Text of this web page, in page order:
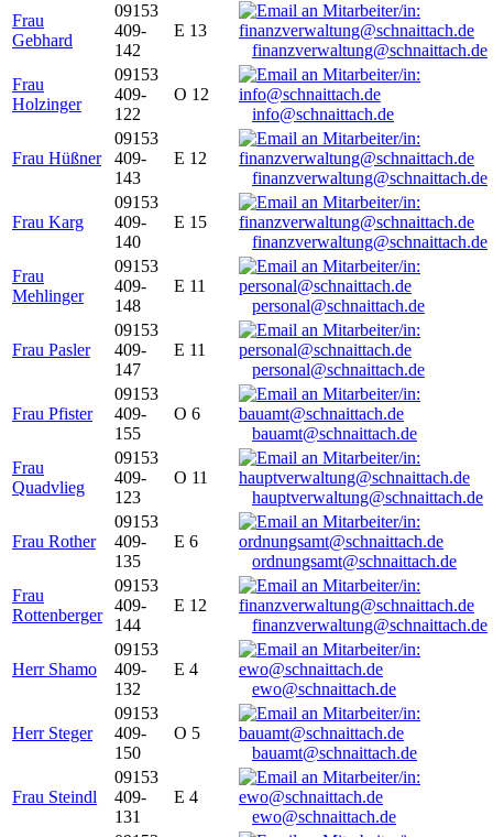
Frau
Gebhard
09153
409-
142
E 13
finanzverwaltung@schnaittach.de
Frau
Holzinger
09153
409-
122
O 12
info@schnaittach.de
Frau Hüßner
09153
409-
143
E 12
finanzverwaltung@schnaittach.de
Frau Karg
09153
409-
140
E 15
finanzverwaltung@schnaittach.de
Frau
Mehlinger
09153
409-
148
E 11
personal@schnaittach.de
Frau Pasler
09153
409-
147
E 11
personal@schnaittach.de
Frau Pfister
09153
409-
155
O 6
bauamt@schnaittach.de
Frau
Quadvlieg
09153
409-
123
O 11
hauptverwaltung@schnaittach.de
Frau Rother
09153
409-
135
E 6
ordnungsamt@schnaittach.de
Frau
Rottenberger
09153
409-
144
E 12
finanzverwaltung@schnaittach.de
Herr Shamo
09153
409-
132
E 4
ewo@schnaittach.de
Herr Steger
09153
409-
150
O 5
bauamt@schnaittach.de
Frau Steindl
09153
409-
131
E 4
ewo@schnaittach.de